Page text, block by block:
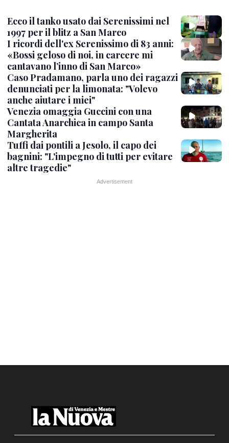
Ecco il tanko usato dai Serenissimi nel
1997 per il blitz a San Marco
I ricordi dell'ex Serenissimo di 83 anni:
«Bossi geloso di noi, in carcere mi
cantavano l’inno di San Marco»
Caso Pradamano, parla uno dei ragazzi
denunciati per la limonata: "Volevo
anche aiutare i miei"
Venezia omaggia Guccini con una
Cantata Anarchica in campo Santa
Margherita
Tuffi dai pontili a Jesolo, il capo dei
bagnini: "L'impegno di tutti per evitare
altre tragedie"